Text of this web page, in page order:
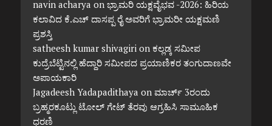
navin acharya on ಭ್ರಾಮರಿ ಯಕ್ಷವೈಭವ -2026: ಹಿರಿಯ
ಕಲಾವಿದ ಕೆ.ಎಚ್ ದಾಸಪ್ಪ ರೈ ಅವರಿಗೆ ಭ್ರಾಮರೀ ಯಕ್ಷಮಣಿ
ಪ್ರಶಸ್ತಿ
satheesh kumar shivagirion ಕಲ್ಲಡ್ಕ ಸಮೀಪ
ಕುದ್ರೆಬೆಟ್ಟಿನಲ್ಲಿ ಹೆದ್ದಾರಿ ಸಮೀಪದ ಪ್ರಯಾಣಿಕರ ತಂಗುದಾಣವೇ
ಅಪಾಯಕಾರಿ
Jagadeesh Yadapadithaya on ಮಾರ್ಚ್ 3ರಂದು
ಬ್ರಹ್ಮರಕೂಟ್ಲು ಟೋಲ್ ಗೇಟ್ ತೆರವು ಆಗ್ರಹಿಸಿ ಸಾಮೂಹಿಕ
ಧರಣಿ